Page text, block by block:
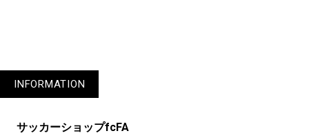
INFORMATION
サッカーショップfcFA